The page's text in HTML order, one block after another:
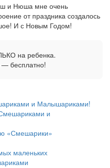
и Нюша мне очень
от праздника создалось
И с Новым Годом!
на ребенка.
бесплатно!
и Малышариками!
и
«Смешарики»
маленьких